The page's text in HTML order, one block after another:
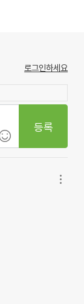
로그인하세요
등록